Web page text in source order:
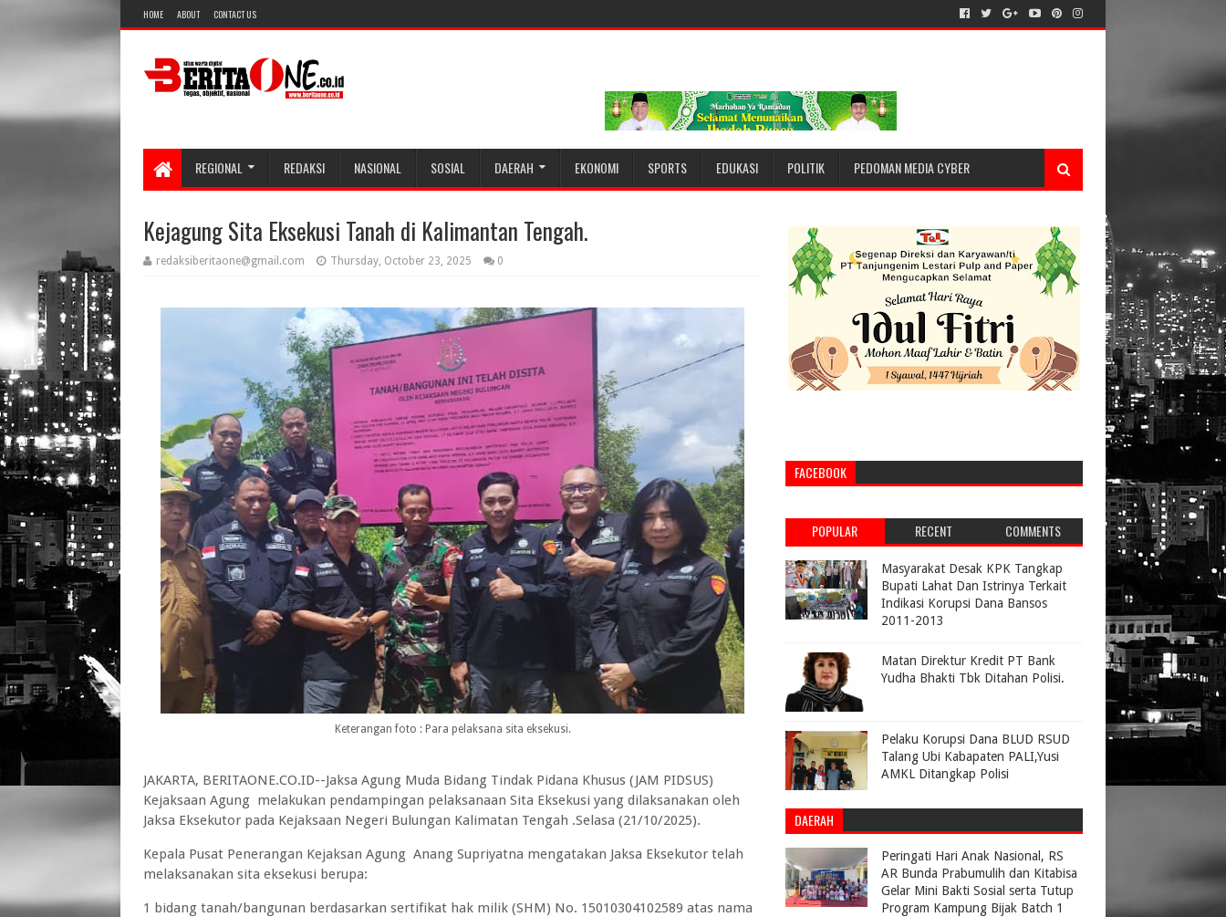
HOME ABOUT CONTACT US
REGIONAL REDAKSI NASIONAL SOSIAL DAERAH EKONOMI SPORTS EDUKASI POLITIK PEDOMAN MEDIA CYBER
Kejagung Sita Eksekusi Tanah di Kalimantan Tengah.
redaksiberitaone@gmail.com Thursday, October 23, 2025 0
Keterangan foto : Para pelaksana sita eksekusi.
JAKARTA, BERITAONE.CO.ID--Jaksa Agung Muda Bidang Tindak Pidana Khusus (JAM PIDSUS)
Kejaksaan Agung melakukan pendampingan pelaksanaan Sita Eksekusi yang dilaksanakan oleh
Jaksa Eksekutor pada Kejaksaan Negeri Bulungan Kalimatan Tengah .Selasa (21/10/2025).
Kepala Pusat Penerangan Kejaksan Agung Anang Supriyatna mengatakan Jaksa Eksekutor telah
melaksanakan sita eksekusi berupa:
1 bidang tanah/bangunan berdasarkan sertifikat hak milik (SHM) No. 15010304102589 atas nama
FACEBOOK
POPULAR RECENT COMMENTS
Masyarakat Desak KPK Tangkap
Bupati Lahat Dan Istrinya Terkait
Indikasi Korupsi Dana Bansos
2011-2013
Matan Direktur Kredit PT Bank
Yudha Bhakti Tbk Ditahan Polisi.
Pelaku Korupsi Dana BLUD RSUD
Talang Ubi Kabapaten PALI,Yusi
AMKL Ditangkap Polisi
DAERAH
Peringati Hari Anak Nasional, RS
AR Bunda Prabumulih dan Kitabisa
Gelar Mini Bakti Sosial serta Tutup
Program Kampung Bijak Batch 1